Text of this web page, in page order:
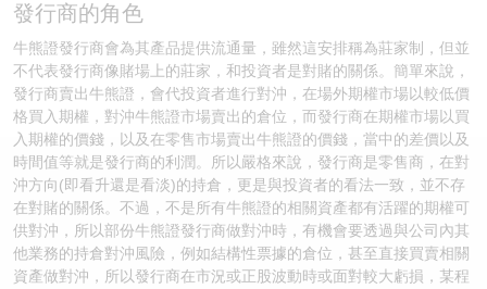
發行商的角色
牛熊證發行商會為其產品提供流通量，雖然這安排稱為莊家制，但並
不代表發行商像賭場上的莊家，和投資者是對賭的關係。簡單來說，
發行商賣出牛熊證，會代投資者進行對沖，在場外期權市場以較低價
格買入期權，對沖牛熊證市場賣出的倉位，而發行商在期權市場以買
入期權的價錢，以及在零售市場賣出牛熊證的價錢，當中的差價以及
時間值等就是發行商的利潤。所以嚴格來說，發行商是零售商，在對
沖方向(即看升還是看淡)的持倉，更是與投資者的看法一致，並不存
在對賭的關係。不過，不是所有牛熊證的相關資產都有活躍的期權可
供對沖，所以部份牛熊證發行商做對沖時，有機會要透過與公司內其
他業務的持倉對沖風險，例如結構性票據的倉位，甚至直接買賣相關
資產做對沖，所以發行商在市況或正股波動時或面對較大虧損，某程
引伸波幅比較圖
認股證/牛熊證日誌
認股證文件及公告
認股證文件及公告 (瑞信)
即將到期牛熊證
牛熊證到期結算價查詢
牛熊證分析儀
牛熊證速算機
牛熊證文件及公告
業績及經濟日曆
中資ETFs溢價比較
AH 股價對照
即市板塊表現
ADR